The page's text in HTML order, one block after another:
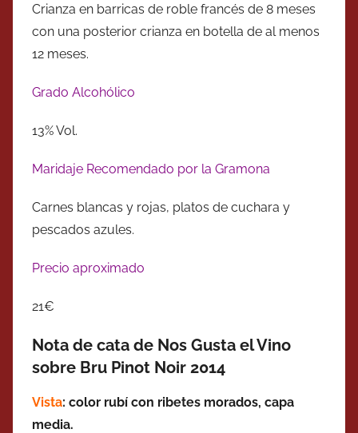
Crianza en barricas de roble francés de 8 meses
con una posterior crianza en botella de al menos
12 meses.
Grado Alcohólico
13% Vol.
Maridaje Recomendado por la Gramona
Carnes blancas y rojas, platos de cuchara y
pescados azules.
Precio aproximado
21€
Nota de cata de Nos Gusta el Vino
sobre Bru Pinot Noir 2014
Vista: color rubí con ribetes morados, capa
media.